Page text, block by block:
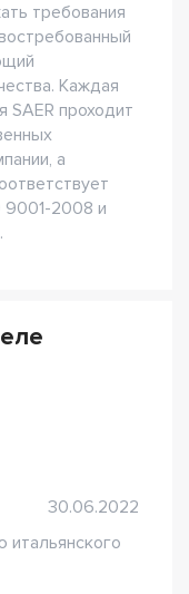
требования
Каждая
SAER проходит
а
9001-2008 и
30.06.2022
итальянского